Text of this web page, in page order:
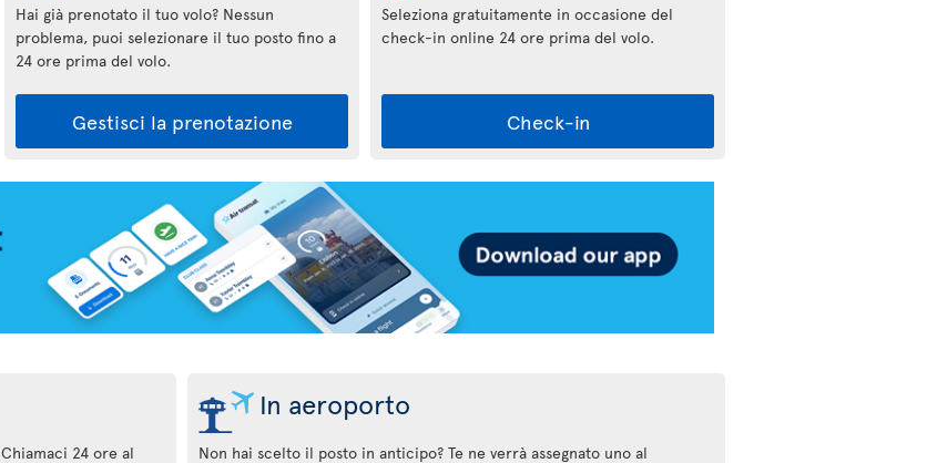
Hai già prenotato il tuo volo? Nessun
problema, puoi selezionare il tuo posto fino a
24 ore prima del volo.
Gestisci la prenotazione
Seleziona gratuitamente in occasione del
check-in online 24 ore prima del volo.
Check-in
Chiamaci 24 ore al
In aeroporto
Non hai scelto il posto in anticipo? Te ne verrà assegnato uno al